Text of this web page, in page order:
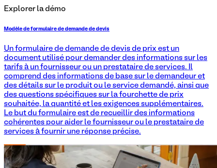
Explorer la démo
Modèle de formulaire de demande de devis
Un formulaire de demande de devis de prix est un
document utilisé pour demander des informations sur les
tarifs à un fournisseur ou un prestataire de services. Il
comprend des informations de base sur le demandeur et
des détails sur le produit ou le service demandé, ainsi que
des questions spécifiques sur la fourchette de prix
souhaitée, la quantité et les exigences supplémentaires.
Le but du formulaire est de recueillir des informations
cohérentes pour aider le fournisseur ou le prestataire de
services à fournir une réponse précise.